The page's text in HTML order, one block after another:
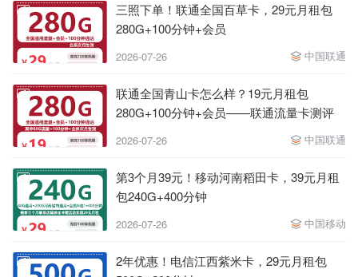
三照下单！联通全国百草卡，29元月租包
280G+100分钟+会员
2026-07-26 中国联通
联通全国青山卡怎么样？19元月租包
280G+100分钟+会员——联通流量卡测评
2026-07-26 中国联通
第3个月39元！移动河南稻田卡，39元月租
包240G+400分钟
2026-07-26 中国移动
2年优惠！电信江西紫米卡，29元月租包